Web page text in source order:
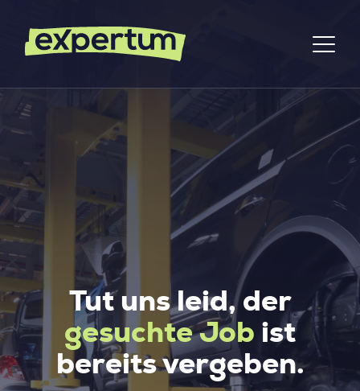
Tut uns leid, der
gesuchte Job ist
bereits vergeben.